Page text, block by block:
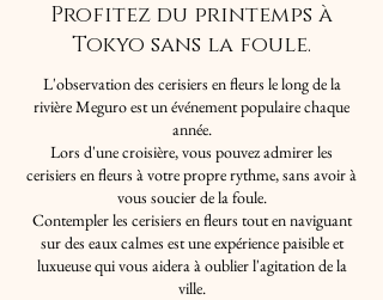
Profitez du printemps à
Tokyo sans la foule.
L'observation des cerisiers en fleurs le long de la
rivière Meguro est un événement populaire chaque
année.
Lors d'une croisière, vous pouvez admirer les
cerisiers en fleurs à votre propre rythme, sans avoir à
vous soucier de la foule.
Contempler les cerisiers en fleurs tout en naviguant
sur des eaux calmes est une expérience paisible et
luxueuse qui vous aidera à oublier l'agitation de la
ville.